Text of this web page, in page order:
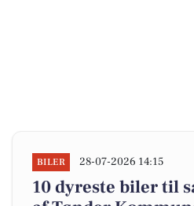
BILER 28-07-2026 14:15
10 dyreste biler til